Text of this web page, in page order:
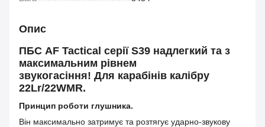
Опис
ПБС AF Tactical серії S39 надлегкий та з
максимальним рівнем
звукогасіння! Для карабінів калібру
22Lr/22WMR.
Принцип роботи глушника.
Він максимально затримує та розтягує ударно-звукову